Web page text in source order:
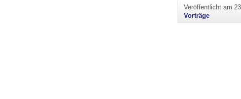
Veröffentlicht am
Vorträge